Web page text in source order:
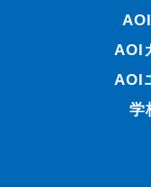
AOI
AOI
学